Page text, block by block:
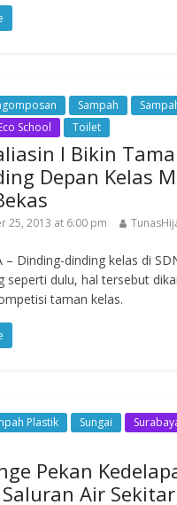
Sampah
School
Toilet
I Bikin
Depan Kelas
25, 2013 at 6:00 pm
– Dinding-dinding kelas di
seperti dulu, hal tersebut
taman kelas.
Plastik Sungai
Pekan
Air